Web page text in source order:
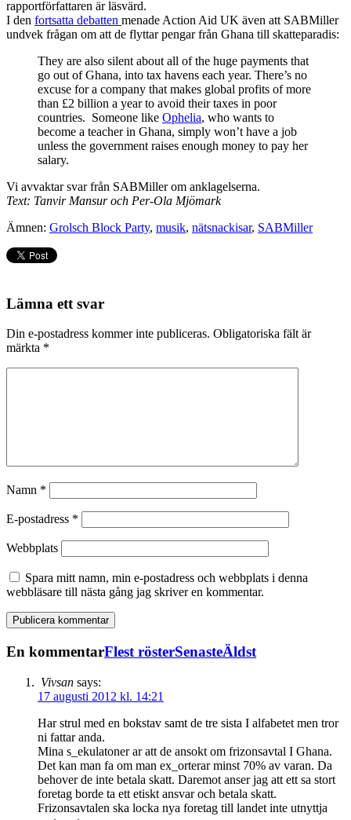
rapportförfattaren är läsvärd.
I den fortsatta debatten menade Action Aid UK även att SABMiller
undvek frågan om att de flyttar pengar från Ghana till skatteparadis:
They are also silent about all of the huge payments that
go out of Ghana, into tax havens each year. There’s no
excuse for a company that makes global profits of more
than £2 billion a year to avoid their taxes in poor
countries. Someone like Ophelia, who wants to
become a teacher in Ghana, simply won’t have a job
unless the government raises enough money to pay her
salary.
Vi avvaktar svar från SABMiller om anklagelserna.
Text: Tanvir Mansur och Per-Ola Mjömark
Ämnen: Grolsch Block Party, musik, nätsnackisar, SABMiller
Lämna ett svar
Din e-postadress kommer inte publiceras. Obligatoriska fält är
märkta *
Namn *
E-postadress *
Webbplats
Spara mitt namn, min e-postadress och webbplats i denna
webbläsare till nästa gång jag skriver en kommentar.
En kommentarFlest rösterSenasteÄldst
Vivsan says:
17 augusti 2012 kl. 14:21
Har strul med en bokstav samt de tre sista I alfabetet men tror
ni fattar anda.
Mina s_ekulatoner ar att de ansokt om frizonsavtal I Ghana.
Det kan man fa om man ex_orterar minst 70% av varan. Da
behover de inte betala skatt. Daremot anser jag att ett sa stort
foretag borde ta ett etiskt ansvar och betala skatt.
Frizonsavtalen ska locka nya foretag till landet inte utnyttja